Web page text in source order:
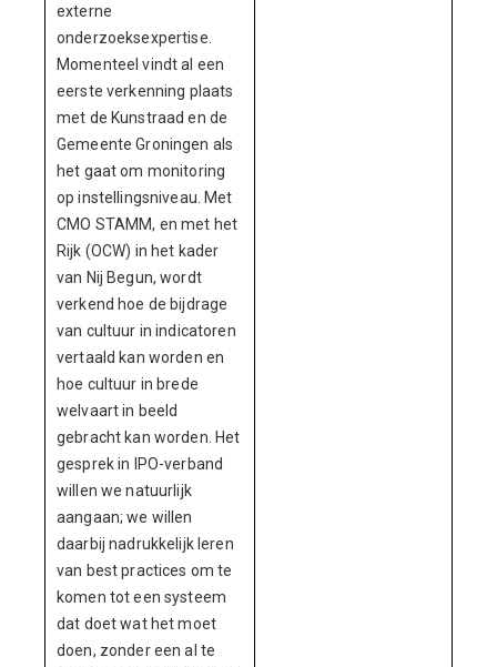
externe
onderzoeksexpertise.
Momenteel vindt al een
eerste verkenning plaats
met de Kunstraad en de
Gemeente Groningen als
het gaat om monitoring
op instellingsniveau. Met
CMO STAMM, en met het
Rijk (OCW) in het kader
van Nij Begun, wordt
verkend hoe de bijdrage
van cultuur in indicatoren
vertaald kan worden en
hoe cultuur in brede
welvaart in beeld
gebracht kan worden. Het
gesprek in IPO-verband
willen we natuurlijk
aangaan; we willen
daarbij nadrukkelijk leren
van best practices om te
komen tot een systeem
dat doet wat het moet
doen, zonder een al te